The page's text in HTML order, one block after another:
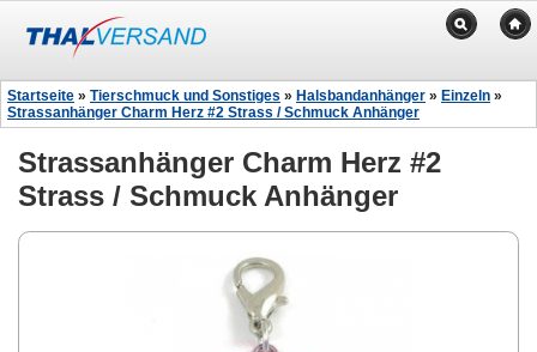
Startseite » Tierschmuck und Sonstiges » Halsbandanhänger » Einzeln »
Strassanhänger Charm Herz #2 Strass / Schmuck Anhänger
Strassanhänger Charm Herz #2
Strass / Schmuck Anhänger